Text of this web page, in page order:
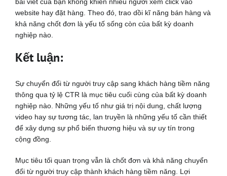
website hay đặt hàng. Theo đó, trao dồi kĩ năng bán hàng và
khả năng chốt đơn là yếu tố sống còn của bất kỳ doanh
nghiệp nào.
Kết luận:
Sự chuyển đổi từ người truy cập sang khách hàng tiềm năng
thông qua tỷ lệ CTR là mục tiêu cuối cùng của bất kỳ doanh
nghiệp nào. Những yếu tố như giá trị nội dung, chất lượng
video hay sự tương tác, lan truyền là những yếu tố cần thiết
để xây dựng sự phổ biến thương hiệu và sự uy tín trong
cộng đồng.
Mục tiêu tối quan trọng vẫn là chốt đơn và khả năng chuyển
đổi từ người truy cập thành khách hàng tiềm năng. Lợi